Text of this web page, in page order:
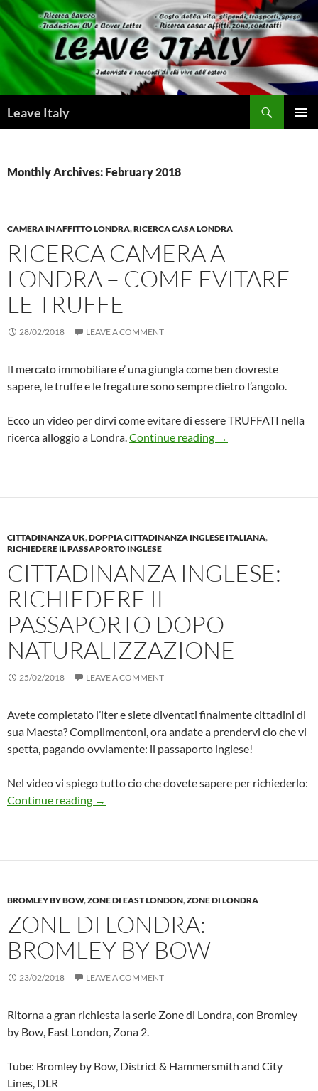
Skip
to
content
Leave Italy
Monthly Archives: February 2018
CAMERA IN AFFITTO LONDRA,RICERCA CASA LONDRA
RICERCA CAMERA A
LONDRA – COME EVITARE
LE TRUFFE
28/02/2018 LEAVE A COMMENT
Il mercato immobiliare e’ una giungla come ben dovreste
sapere, le truffe e le fregature sono sempre dietro l’angolo.
Ecco un video per dirvi come evitare di essere TRUFFATI nella
ricerca alloggio a Londra.Continue reading Ricerca camera a
→
CITTADINANZA UK,DOPPIA CITTADINANZA INGLESE ITALIANA,
RICHIEDERE IL PASSAPORTO INGLESE
CITTADINANZA INGLESE:
RICHIEDERE IL
PASSAPORTO DOPO
NATURALIZZAZIONE
25/02/2018 LEAVE A COMMENT
Avete completato l’iter e siete diventati finalmente cittadini di
sua Maesta? Complimentoni, ora andate a prendervi cio che vi
spetta, pagando ovviamente: il passaporto inglese!
Nel video vi spiego tutto cio che dovete sapere per richiederlo:
Continue reading CITTADINANZA INGLESE: RICHIEDERE IL
→
BROMLEY BY BOW,ZONE DI EAST LONDON,ZONE DI LONDRA
ZONE DI LONDRA:
BROMLEY BY BOW
23/02/2018 LEAVE A COMMENT
Ritorna a gran richiesta la serie Zone di Londra, con Bromley
by Bow, East London, Zona 2.
Tube: Bromley by Bow, District & Hammersmith and City
Lines, DLR